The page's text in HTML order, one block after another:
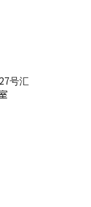
号汇